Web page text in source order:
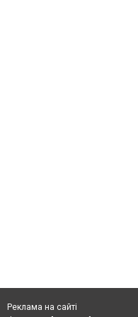
Реклама на сайті